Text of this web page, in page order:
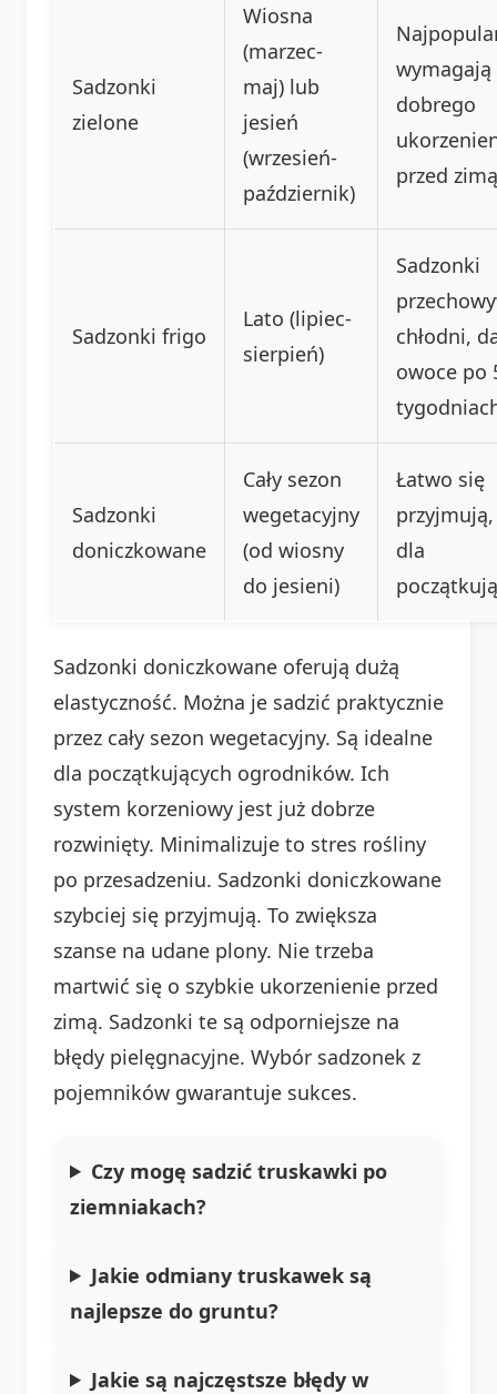
Sadzonki
zielone
Wiosna
(marzec-
maj) lub
jesień
(wrzesień-
październik)
wymagają
dobrego
przed
Sadzonki frigo
Lato (lipiec-
sierpień)
Sadzonki
chłodni,
owoce po
Sadzonki
doniczkowane
Cały sezon
wegetacyjny
(od wiosny
do jesieni)
Łatwo się
dla
Sadzonki doniczkowane oferują dużą
elastyczność. Można je sadzić praktycznie
przez cały sezon wegetacyjny. Są idealne
dla początkujących ogrodników. Ich
system korzeniowy jest już dobrze
rozwinięty. Minimalizuje to stres rośliny
po przesadzeniu. Sadzonki doniczkowane
szybciej się przyjmują. To zwiększa
szanse na udane plony. Nie trzeba
martwić się o szybkie ukorzenienie przed
zimą. Sadzonki te są odporniejsze na
błędy pielęgnacyjne. Wybór sadzonek z
pojemników gwarantuje sukces.
Czy mogę sadzić truskawki po
ziemniakach?
Jakie odmiany truskawek są
najlepsze do gruntu?
Jakie są najczęstsze błędy w